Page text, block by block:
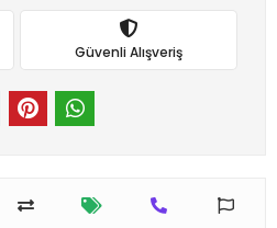
Güvenli Alışveriş